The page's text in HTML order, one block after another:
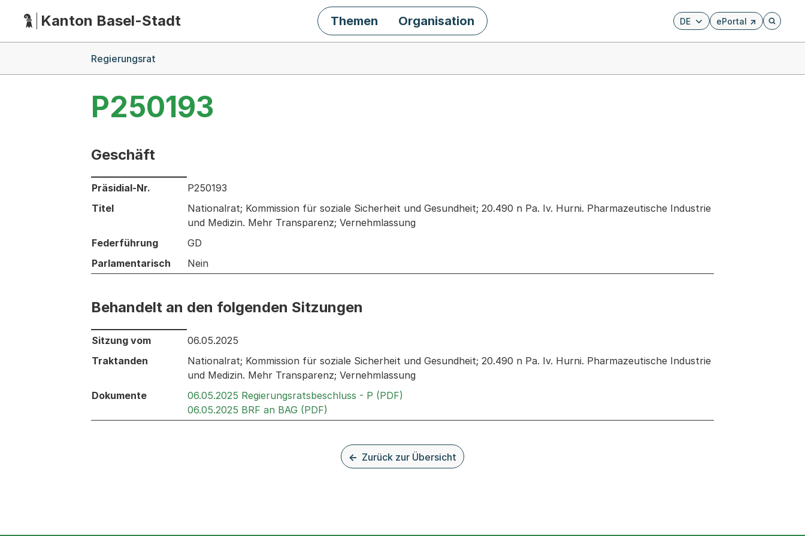
HauptnavigationKanton Basel-Stadt DE ePortal
Externer Link, wird in
Öffnet
Themen Organisation
Regierungsrat
P250193
Geschäft
Informationen zum Ausgewählten Geschäft
Präsidial-Nr.
P250193
Titel
Nationalrat; Kommission für soziale Sicherheit und Gesundheit; 20.490 n Pa. Iv. Hurni. Pharmazeutische Industrie
und Medizin. Mehr Transparenz; Vernehmlassung
Federführung
GD
Parlamentarisch
Nein
Behandelt an den folgenden Sitzungen
Behandelt an den folgenden Sitzungen: Informationen zu den Sitzungen zum Geschäft
Sitzung vom
06.05.2025
Traktanden
Nationalrat; Kommission für soziale Sicherheit und Gesundheit; 20.490 n Pa. Iv. Hurni. Pharmazeutische Industrie
und Medizin. Mehr Transparenz; Vernehmlassung
Dokumente
06.05.2025 Regierungsratsbeschluss - P (PDF)
06.05.2025 BRF an BAG (PDF)
Zurück zur Übersicht